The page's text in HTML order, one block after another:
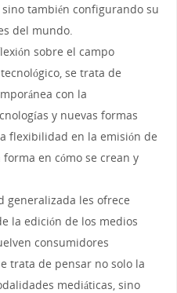
también configurando su
del mundo.
sobre el campo
se trata de
con la
y nuevas formas
flexibilidad en la emisión de
en cómo se crean y
generalizada les ofrece
la edición de los medios
consumidores
trata de pensar no solo la
mediáticas, sino